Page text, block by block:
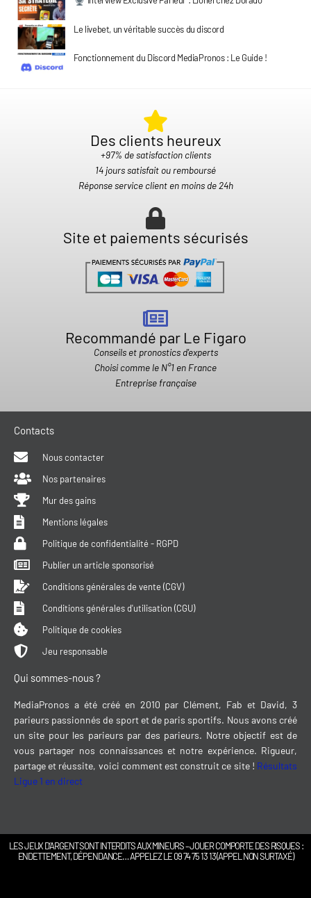
Le livebet, un véritable succès du discord
Fonctionnement du Discord MediaPronos : Le Guide !
Des clients heureux​
+97% de satisfaction clients
14 jours satisfait ou remboursé
Réponse service client en moins de 24h
Site et paiements sécurisés
Recommandé par Le Figaro
Conseils et pronostics d'experts
Choisi comme le N°1 en France
Entreprise française
Contacts
Nous contacter
Nos partenaires
Mur des gains
Mentions légales
Politique de confidentialité - RGPD
Publier un article sponsorisé
Conditions générales de vente (CGV)
Conditions générales d'utilisation (CGU)
Politique de cookies
Jeu responsable
Qui sommes-nous ?
MediaPronos a été créé en 2010 par Clément, Fab et David, 3
parieurs passionnés de sport et de paris sportifs. Nous avons créé
un site pour les parieurs par des parieurs. Notre objectif est de
vous partager nos connaissances et notre expérience. Rigueur,
partage et réussite, voici comment est construit ce site ! Résultats
Ligue 1 en direct
LES JEUX D’ARGENT SONT INTERDITS AUX MINEURS – JOUER COMPORTE DES RISQUES :
ENDETTEMENT, DÉPENDANCE… APPELEZ LE 09 74 75 13 13 (APPEL NON SURTAXÉ)